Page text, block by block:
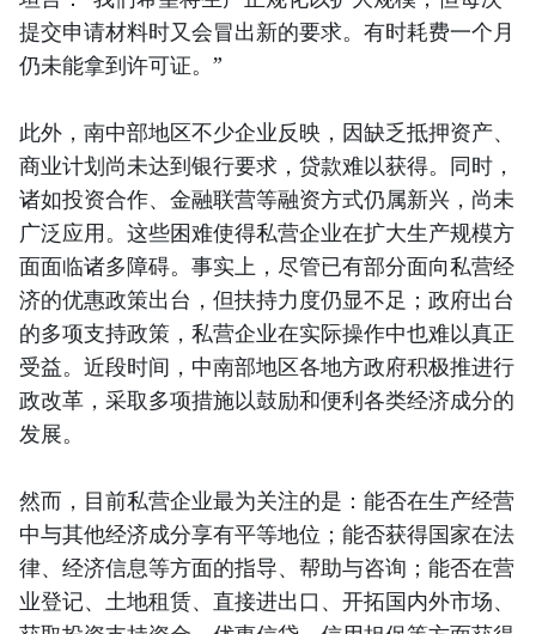
提交申请材料时又会冒出新的要求。有时耗费一个月
仍未能拿到许可证。”
此外，南中部地区不少企业反映，因缺乏抵押资产、
商业计划尚未达到银行要求，贷款难以获得。同时，
诸如投资合作、金融联营等融资方式仍属新兴，尚未
广泛应用。这些困难使得私营企业在扩大生产规模方
面面临诸多障碍。事实上，尽管已有部分面向私营经
济的优惠政策出台，但扶持力度仍显不足；政府出台
的多项支持政策，私营企业在实际操作中也难以真正
受益。近段时间，中南部地区各地方政府积极推进行
政改革，采取多项措施以鼓励和便利各类经济成分的
发展。
然而，目前私营企业最为关注的是：能否在生产经营
中与其他经济成分享有平等地位；能否获得国家在法
律、经济信息等方面的指导、帮助与咨询；能否在营
业登记、土地租赁、直接进出口、开拓国内外市场、